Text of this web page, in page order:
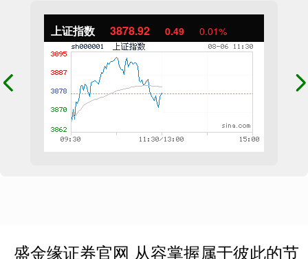
上证指数 3878.92 0.49 0.01%
盛金缘证券官网 从容掌握属于彼此的节